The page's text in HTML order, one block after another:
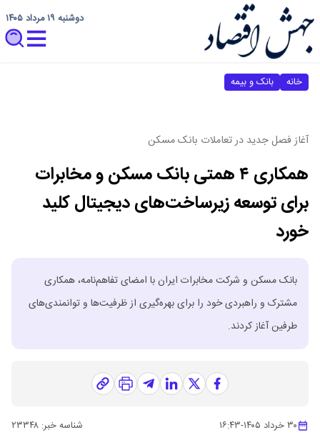
دوشنبه ۱۹ مرداد ۱۴۰۵
خانه بانک و بیمه
آغاز فصل جدید در تعاملات بانک مسکن
همکاری ۴ همتی بانک مسکن و مخابرات
برای توسعه زیرساخت‌های دیجیتال کلید
خورد
بانک مسکن و شرکت مخابرات ایران با امضای تفاهم‌نامه، همکاری
مشترک و راهبردی خود را برای بهره‌گیری از ظرفیت‌ها و توانمندی‌های
طرفین آغاز کردند.
۳۰ خرداد ۱۴۰۵ -۱۶:۴۳ شناسه خبر: ۲۳۳۴۸